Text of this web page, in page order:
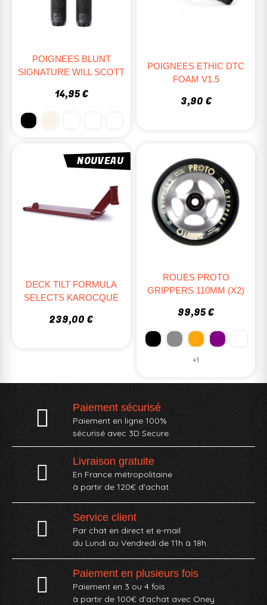
POIGNEES BLUNT
SIGNATURE WILL SCOTT
14,95 €
POIGNEES ETHIC DTC
FOAM V1.5
3,90 €
NOUVEAU
DECK TILT FORMULA
SELECTS KAROCQUE
239,00 €
ROUES PROTO
GRIPPERS 110MM (X2)
99,95 €
+1
Paiement sécurisé
Paiement en ligne 100%
sécurisé avec 3D Secure.
Livraison gratuite
En France métropolitaine
à partir de 120€ d'achat.
Service client
Par chat en direct et e-mail
du Lundi au Vendredi de 11h à 18h.
Paiement en plusieurs fois
Paiement en 3 ou 4 fois
à partir de 100€ d'achat avec Oney​